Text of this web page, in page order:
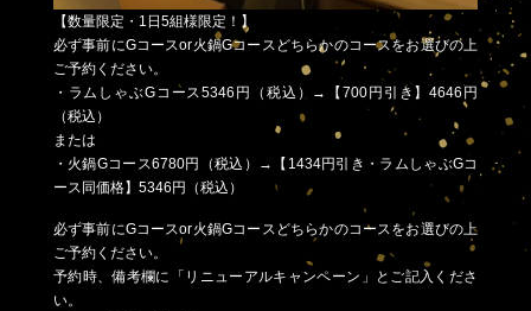
【数量限定・1日5組様限定！】
必ず事前にGコースor火鍋Gコースどちらかのコースをお選びの上
ご予約ください。
・ラムしゃぶGコース5346円（税込）→【700円引き】4646円
（税込）
または
・火鍋Gコース6780円（税込）→【1434円引き・ラムしゃぶGコ
ース同価格】5346円（税込）
必ず事前にGコースor火鍋Gコースどちらかのコースをお選びの上
ご予約ください。
予約時、備考欄に「リニューアルキャンペーン」とご記入くださ
い。